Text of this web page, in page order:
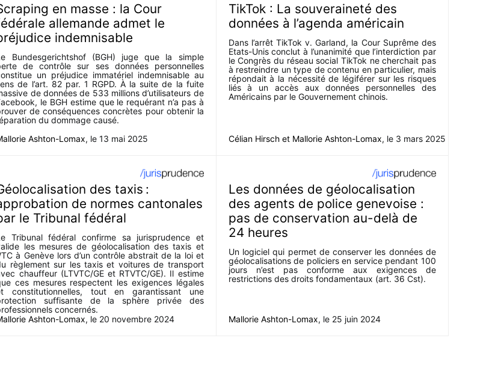
en masse : la Cour
allemande admet le
indemnisable
Bundesgerichtshof (BGH) juge que la simple
de contrôle sur ses données personnelles
un préjudice immatériel indemnisable au
de l’art. 82 par. 1 RGPD. À la suite de la fuite
de données de 533 millions d’utilisateurs de
le BGH estime que le requérant n’a pas à
de conséquences concrètes pour obtenir la
du dommage causé.
Ashton-Lomax, le13 mai 2025
TikTok : La souveraineté des
données à l’agenda américain
Dans l’arrêt TikTok v. Garland, la Cour Suprême des
Etats-Unis conclut à l’unanimité que l’interdiction par
le Congrès du réseau social TikTok ne cherchait pas
à restreindre un type de contenu en particulier, mais
répondait à la nécessité de légiférer sur les risques
liés à un accès aux données personnelles des
Américains par le Gouvernement chinois.
Célian Hirschet Mallorie Ashton-Lomax, le 3 mars 2025
des taxis :
de normes cantonales
le Tribunal fédéral
Tribunal fédéral confirme sa jurisprudence et
les mesures de géolocalisation des taxis et
à Genève lors d’un contrôle abstrait de la loi et
règlement sur les taxis et voitures de transport
chauffeur (LTVTC/GE et RTVTC/GE). Il estime
ces mesures respectent les exigences légales
constitutionnelles, tout en garantissant une
suffisante de la sphère privée des
concernés.
Ashton-Lomax, le 20 novembre 2024
Les données de géolocalisation
des agents de police genevoise :
pas de conservation au-delà de
24 heures
Un logiciel qui permet de conserver les données de
géolocalisations de policiers en service pendant 100
jours n’est pas conforme aux exigences de
restrictions des droits fondamentaux (art. 36 Cst).
Mallorie Ashton-Lomax, le 25 juin 2024